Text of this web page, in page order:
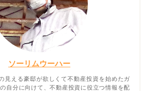
ソーリムウーハー
見える豪邸が欲しくて不動産投資を始めたガ
自分に向けて、不動産投資に役立つ情報を配